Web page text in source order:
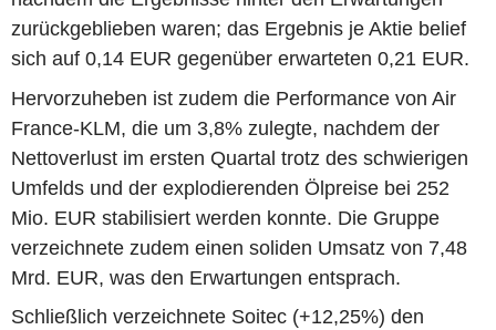
zurückgeblieben waren; das Ergebnis je Aktie belief
sich auf 0,14 EUR gegenüber erwarteten 0,21 EUR.
Hervorzuheben ist zudem die Performance von Air
France-KLM, die um 3,8% zulegte, nachdem der
Nettoverlust im ersten Quartal trotz des schwierigen
Umfelds und der explodierenden Ölpreise bei 252
Mio. EUR stabilisiert werden konnte. Die Gruppe
verzeichnete zudem einen soliden Umsatz von 7,48
Mrd. EUR, was den Erwartungen entsprach.
Schließlich verzeichnete Soitec (+12,25%) den